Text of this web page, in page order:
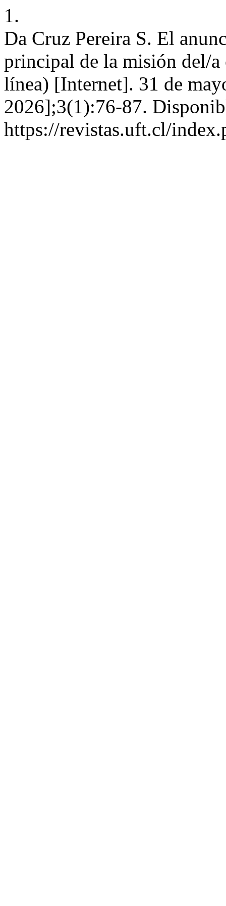
1.
Da Cruz Pereira S. El
principal de la misión del/a
línea) [Internet]. 31 de
2026];3(1):76-87.
https://revistas.uft.cl/